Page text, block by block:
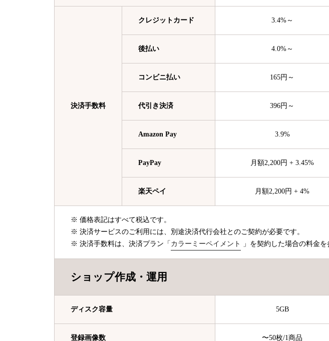
決済手数料
クレジットカード 3.4%～
後払い 4.0%～
コンビニ払い 165円～
代引き決済 396円～
Amazon Pay 3.9%
PayPay 月額2,200円 + 3.45%
楽天ペイ 月額2,200円 + 4%
※ 価格表記はすべて税込です。
※ 決済サービスのご利用には、別途決済代行会社とのご契約が必要です。
※ 決済手数料は、決済プラン「 カラーミーペイメント 」を契約した場合の料金を
ショップ作成・運用
ディスク容量 5GB
登録画像数 〜50枚/1商品